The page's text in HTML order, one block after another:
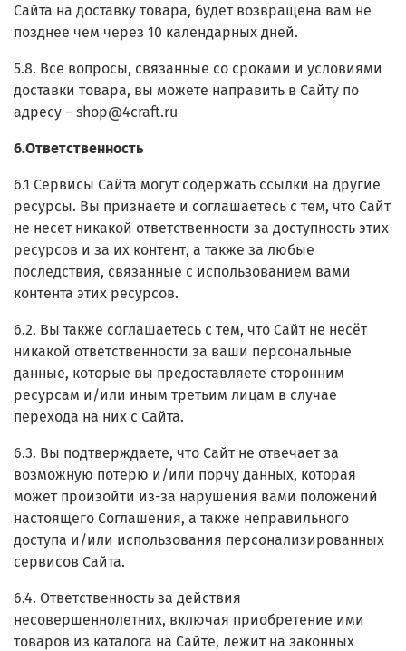
Сайта на доставку товара, будет возвращена вам не
позднее чем через 10 календарных дней.
5.8. Все вопросы, связанные со сроками и условиями
доставки товара, вы можете направить в Сайту по
адресу – shop@4craft.ru
6.Ответственность
6.1 Сервисы Сайта могут содержать ссылки на другие
ресурсы. Вы признаете и соглашаетесь с тем, что Сайт
не несет никакой ответственности за доступность этих
ресурсов и за их контент, а также за любые
последствия, связанные с использованием вами
контента этих ресурсов.
6.2. Вы также соглашаетесь с тем, что Сайт не несёт
никакой ответственности за ваши персональные
данные, которые вы предоставляете сторонним
ресурсам и/или иным третьим лицам в случае
перехода на них с Сайта.
6.3. Вы подтверждаете, что Сайт не отвечает за
возможную потерю и/или порчу данных, которая
может произойти из-за нарушения вами положений
настоящего Соглашения, а также неправильного
доступа и/или использования персонализированных
сервисов Сайта.
6.4. Ответственность за действия
несовершеннолетних, включая приобретение ими
товаров из каталога на Сайте, лежит на законных